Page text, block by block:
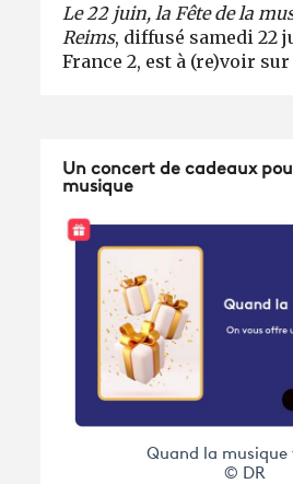
Le 22 juin, la Fête de la
Reims, diffusé samedi 22
France 2, est à (re)voir
Un concert de cadeaux
musique
Quand la musique
© DR